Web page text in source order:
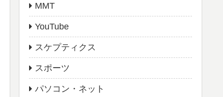
MMT
YouTube
スケプティクス
スポーツ
パソコン・ネット